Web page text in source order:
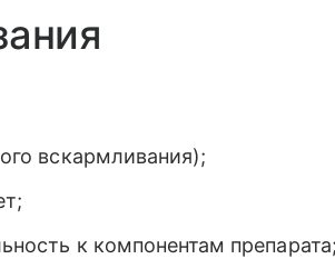
вскармливания);
к компонентам препарата;